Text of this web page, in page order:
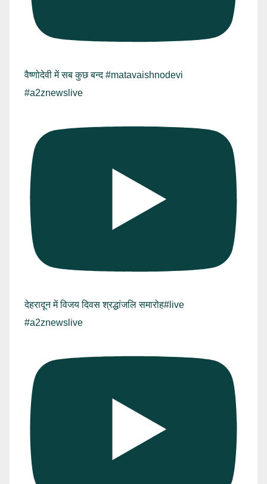
वैष्णोदेवी में सब कुछ बन्द #matavaishnodevi
#a2znewslive
देहरादून में विजय दिवस श्रद्धांजलि समारोह#live
#a2znewslive